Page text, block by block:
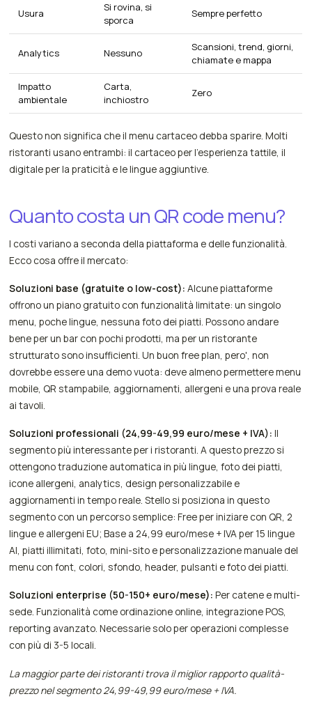
Usura
Si rovina, si
sporca
Sempre perfetto
Analytics Nessuno
Scansioni, trend, giorni,
chiamate e mappa
Impatto
ambientale
Carta,
inchiostro
Zero
Questo non significa che il menu cartaceo debba sparire. Molti
ristoranti usano entrambi: il cartaceo per l'esperienza tattile, il
digitale per la praticità e le lingue aggiuntive.
Quanto costa un QR code menu?
I costi variano a seconda della piattaforma e delle funzionalità.
Ecco cosa offre il mercato:
Soluzioni base (gratuite o low-cost): Alcune piattaforme
offrono un piano gratuito con funzionalità limitate: un singolo
menu, poche lingue, nessuna foto dei piatti. Possono andare
bene per un bar con pochi prodotti, ma per un ristorante
strutturato sono insufficienti. Un buon free plan, pero', non
dovrebbe essere una demo vuota: deve almeno permettere menu
mobile, QR stampabile, aggiornamenti, allergeni e una prova reale
ai tavoli.
Soluzioni professionali (24,99-49,99 euro/mese + IVA): Il
segmento più interessante per i ristoranti. A questo prezzo si
ottengono traduzione automatica in più lingue, foto dei piatti,
icone allergeni, analytics, design personalizzabile e
aggiornamenti in tempo reale. Stello si posiziona in questo
segmento con un percorso semplice: Free per iniziare con QR, 2
lingue e allergeni EU; Base a 24,99 euro/mese + IVA per 15 lingue
AI, piatti illimitati, foto, mini-sito e personalizzazione manuale del
menu con font, colori, sfondo, header, pulsanti e foto dei piatti.
Soluzioni enterprise (50-150+ euro/mese): Per catene e multi-
sede. Funzionalità come ordinazione online, integrazione POS,
reporting avanzato. Necessarie solo per operazioni complesse
con più di 3-5 locali.
La maggior parte dei ristoranti trova il miglior rapporto qualità-
prezzo nel segmento 24,99-49,99 euro/mese + IVA.